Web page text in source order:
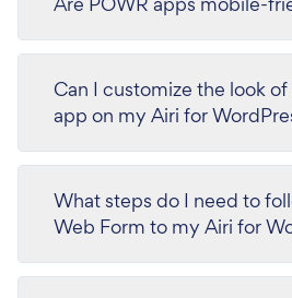
Can I customize the look
app on my Airi for
What steps do I need to
Web Form to my Airi for